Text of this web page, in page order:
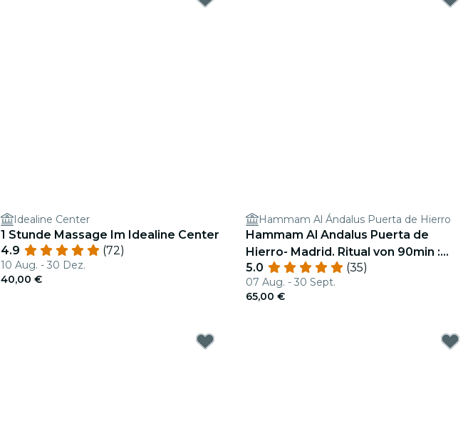
Idealine Center
1 Stunde Massage Im Idealine Center
4.9
(72)
10 Aug. - 30 Dez.
40,00 €
Hammam Al Ándalus Puerta de Hierro
Hammam Al Andalus Puerta de
Hierro- Madrid. Ritual von 90min :
75'Thermalbäder & 15'Massage
5.0 (35)
07 Aug. - 30 Sept.
65,00 €